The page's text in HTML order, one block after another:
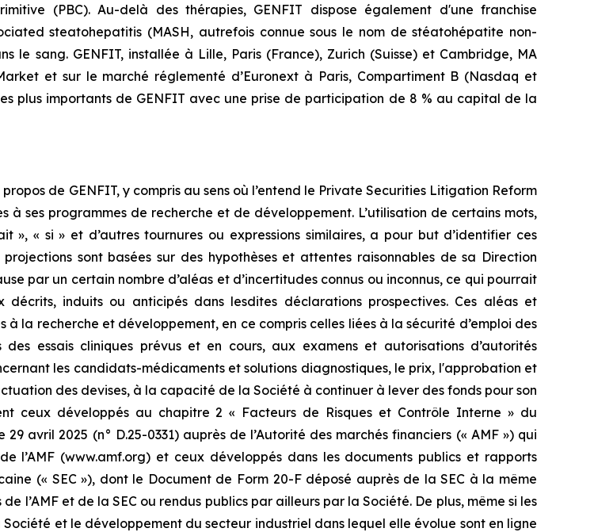
(PBC). Au-delà des thérapies, GENFIT dispose également d'une franchise
steatohepatitis (MASH, autrefois connue sous le nom de stéatohépatite non-
le sang. GENFIT, installée à Lille, Paris (France), Zurich (Suisse) et Cambridge, MA
et sur le marché réglementé d’Euronext à Paris, Compartiment B (Nasdaq et
plus importants de GENFIT avec une prise de participation de 8 % au capital de la
de GENFIT, y compris au sens où l’entend le Private Securities Litigation Reform
ses programmes de recherche et de développement. L’utilisation de certains mots,
», « si » et d’autres tournures ou expressions similaires, a pour but d’identifier ces
sont basées sur des hypothèses et attentes raisonnables de sa Direction
par un certain nombre d’aléas et d’incertitudes connus ou inconnus, ce qui pourrait
induits ou anticipés dans lesdites déclarations prospectives. Ces aléas et
la recherche et développement, en ce compris celles liées à la sécurité d’emploi des
essais cliniques prévus et en cours, aux examens et autorisations d’autorités
les candidats-médicaments et solutions diagnostiques, le prix, l'approbation et
des devises, à la capacité de la Société à continuer à lever des fonds pour son
ceux développés au chapitre 2 « Facteurs de Risques et Contrôle Interne » du
avril 2025 (n° D.25-0331) auprès de l’Autorité des marchés financiers (« AMF ») qui
l’AMF (www.amf.org) et ceux développés dans les documents publics et rapports
(« SEC »), dont le Document de Form 20-F déposé auprès de la SEC à la même
l’AMF et de la SEC ou rendus publics par ailleurs par la Société. De plus, même si les
et le développement du secteur industriel dans lequel elle évolue sont en ligne